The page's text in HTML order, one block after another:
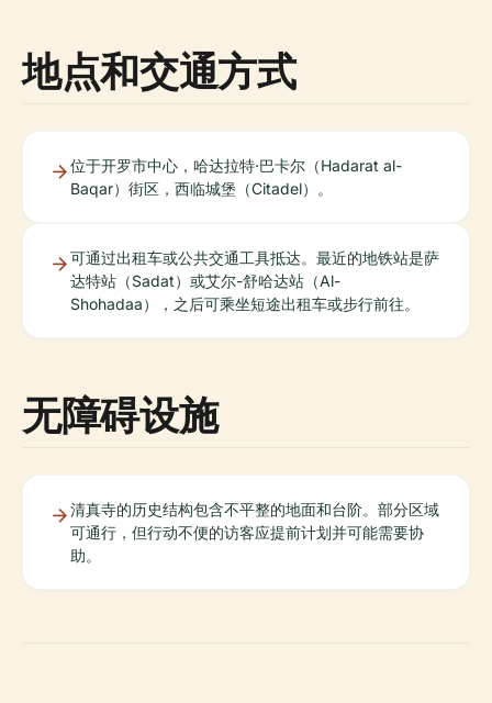
地点和交通方式
位于开罗市中心，哈达拉特·巴卡尔（Hadarat al-
Baqar）街区，西临城堡（Citadel）。
可通过出租车或公共交通工具抵达。最近的地铁站是萨
达特站（Sadat）或艾尔-舒哈达站（Al-
Shohadaa），之后可乘坐短途出租车或步行前往。
无障碍设施
清真寺的历史结构包含不平整的地面和台阶。部分区域
可通行，但行动不便的访客应提前计划并可能需要协
助。